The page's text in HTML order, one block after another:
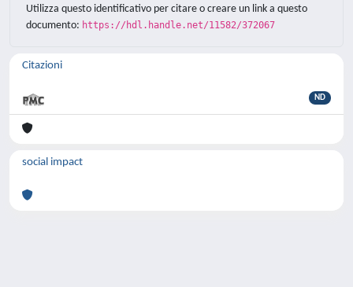
Utilizza questo identificativo per citare o creare un link a questo
documento: https://hdl.handle.net/11582/372067
Citazioni
ND
social impact